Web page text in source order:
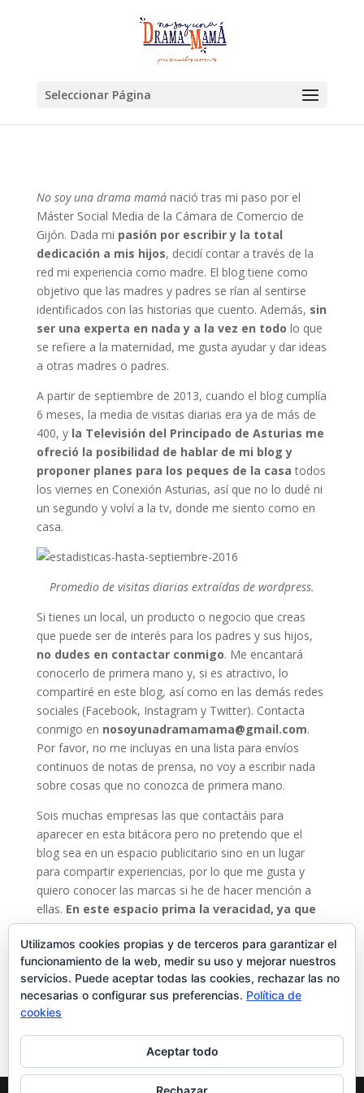
Seleccionar Página
No soy una drama mamánació tras mi paso por el
Máster Social Media de la Cámara de Comercio de
Gijón. Dada mi pasión por escribir y la total
dedicación a mis hijos, decidí contar a través de la
red mi experiencia como madre. El blog tiene como
objetivo que las madres y padres se rían al sentirse
identificados con las historias que cuento. Además, sin
ser una experta en nada y a la vez en todo lo que
se refiere a la maternidad, me gusta ayudar y dar ideas
a otras madres o padres.
A partir de septiembre de 2013, cuando el blog cumplía
6 meses, la media de visitas diarias era ya de más de
400, yla Televisión del Principado de Asturias me
ofreció la posibilidad de hablar de mi blog y
proponer planes para los peques de la casa todos
los viernes en Conexión Asturias, así que no lo dudé ni
un segundo y volví a la tv, donde me siento como en
casa.
Promedio de visitas diarias extraídas de wordpress.
Si tienes un local, un producto o negocio que creas
que puede ser de interés para los padres y sus hijos,
no dudes en contactar conmigo. Me encantará
conocerlo de primera mano y, si es atractivo, lo
compartiré en este blog, así como en las demás redes
sociales (Facebook, Instagram y Twitter). Contacta
conmigo en nosoyunadramamama@gmail.com.
Por favor, no me incluyas en una lista para envíos
continuos de notas de prensa, no voy a escribir nada
sobre cosas que no conozca de primera mano.
Sois muchas empresas las que contactáis para
aparecer en esta bitácora pero no pretendo que el
blog sea en un espacio publicitario sino en un lugar
para compartir experiencias, por lo que me gusta y
quiero conocer las marcas si he de hacer mención a
ellas. En este espacio prima la veracidad, ya que
las madres buscan en los blogs información útil
y sincera. Lo más importante son mis lectoras. Si te
interesa hacer un sorteo a través del blog o quieres
tener tu publicidad directa, podrás tener tu hueco y
enlace a tu web o sitio desde aquí.
Utilizamos cookies propias y de terceros para garantizar el
funcionamiento de la web, medir su uso y mejorar nuestros
servicios. Puede aceptar todas las cookies, rechazar las no
necesarias o configurar sus preferencias. Política de
cookies
Aceptar todo
Rechazar